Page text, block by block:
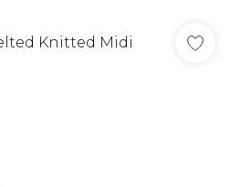
Knitted Midi